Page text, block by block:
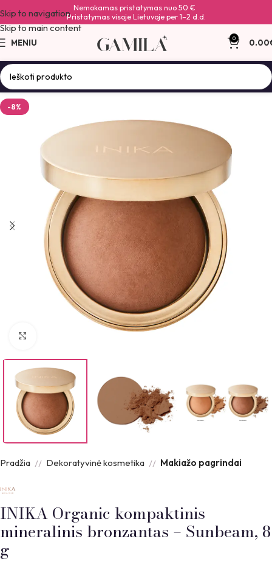
Skip to navigation
Skip to main content
Nemokamas pristatymas nuo 50 €
Pristatymas visoje Lietuvoje per 1–2 d.d.
MENIU 0 0.00
-8%
Pradžia Dekoratyvinė kosmetika Makiažo pagrindai
INIKA Organic kompaktinis
mineralinis bronzantas – Sunbeam, 8
g